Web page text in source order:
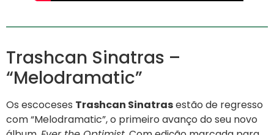
Trashcan Sinatras –
“Melodramatic”
Os escoceses Trashcan Sinatrasestão de regresso
com “Melodramatic”, o primeiro avanço do seu novo